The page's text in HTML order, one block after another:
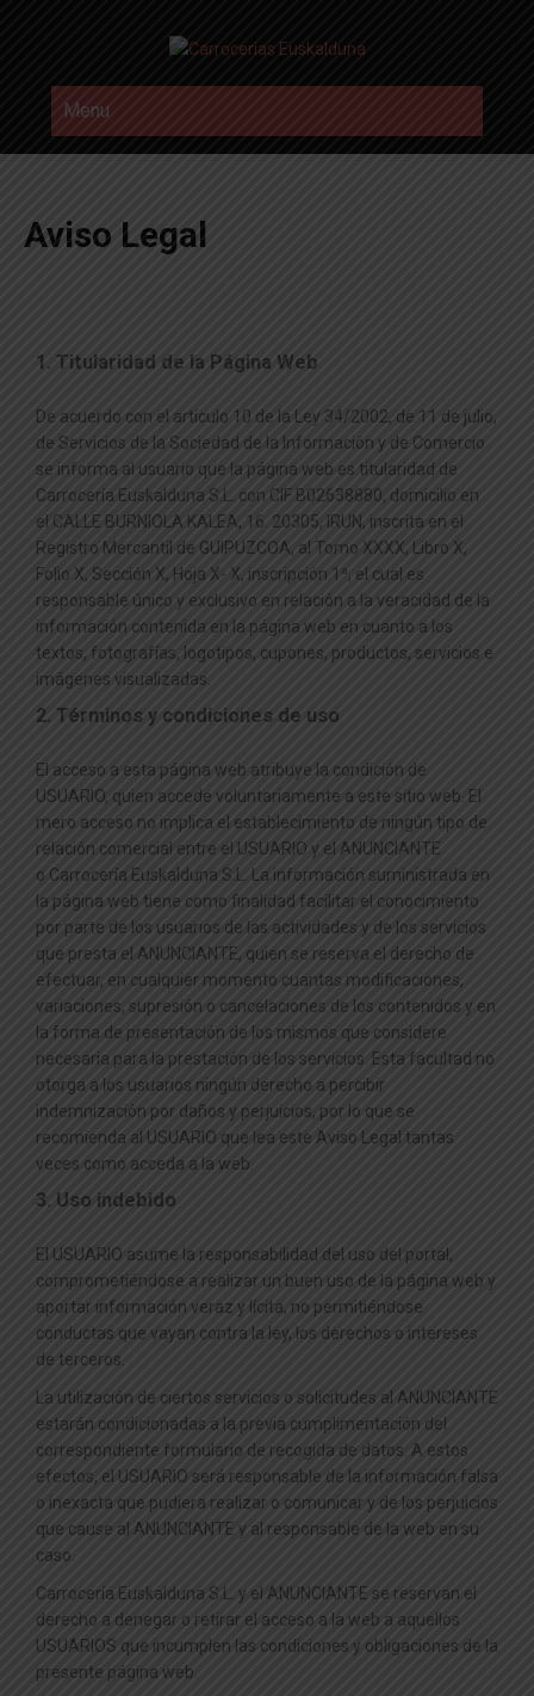
CARROCERIAS EUSKALDUNA
Menu
Aviso Legal
1. Titularidad de la Página Web
De acuerdo con el artículo 10 de la Ley 34/2002, de 11 de julio,
de Servicios de la Sociedad de la Información y de Comercio
se informa al usuario que la página web es titularidad de
Carrocería Euskalduna S.L. con CIF B02638880, domicilio en
el CALLE BURNIOLA KALEA, 16. 20305, IRUN, inscrita en el
Registro Mercantil de GUIPUZCOA, al Tomo XXXX, Libro X,
Folio X, Sección X, Hoja X- X, inscripción 1ª, el cual es
responsable único y exclusivo en relación a la veracidad de la
información contenida en la página web en cuanto a los
textos, fotografías, logotipos, cupones, productos, servicios e
imágenes visualizadas.
2. Términos y condiciones de uso
El acceso a esta página web atribuye la condición de
USUARIO, quien accede voluntariamente a este sitio web. El
mero acceso no implica el establecimiento de ningún tipo de
relación comercial entre el USUARIO y el ANUNCIANTE
o Carrocería Euskalduna S.L. La información suministrada en
la página web tiene como finalidad facilitar el conocimiento
por parte de los usuarios de las actividades y de los servicios
que presta el ANUNCIANTE, quien se reserva el derecho de
efectuar, en cualquier momento cuantas modificaciones,
variaciones, supresión o cancelaciones de los contenidos y en
la forma de presentación de los mismos que considere
necesaria para la prestación de los servicios. Esta facultad no
otorga a los usuarios ningún derecho a percibir
indemnización por daños y perjuicios, por lo que se
recomienda al USUARIO que lea este Aviso Legal tantas
veces como acceda a la web.
3. Uso indebido
El USUARIO asume la responsabilidad del uso del portal,
comprometiéndose a realizar un buen uso de la página web y
aportar información veraz y lícita, no permitiéndose
conductas que vayan contra la ley, los derechos o intereses
de terceros.
La utilización de ciertos servicios o solicitudes al ANUNCIANTE
estarán condicionadas a la previa cumplimentación del
correspondiente formulario de recogida de datos. A estos
efectos, el USUARIO será responsable de la información falsa
o inexacta que pudiera realizar o comunicar y de los perjuicios
que cause al ANUNCIANTE y al responsable de la web en su
caso.
Carrocería Euskalduna S.L. y el ANUNCIANTE se reservan el
derecho a denegar o retirar el acceso a la web a aquellos
USUARIOS que incumplen las condiciones y obligaciones de la
presente página web.